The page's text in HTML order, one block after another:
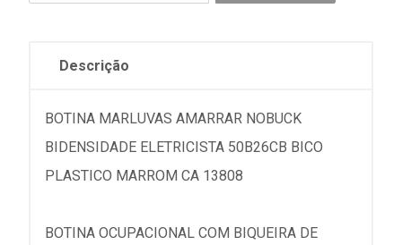
Descrição
BOTINA MARLUVAS AMARRAR NOBUCK
BIDENSIDADE ELETRICISTA 50B26CB BICO
PLASTICO MARROM CA 13808
BOTINA OCUPACIONAL COM BIQUEIRA DE